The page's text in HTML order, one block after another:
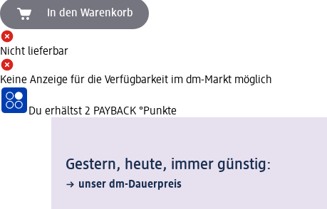
In den Warenkorb
Nicht lieferbar
Keine Anzeige für die Verfügbarkeit im dm-Markt möglich
Du erhältst 2 PAYBACK °Punkte
Gestern, heute, immer günstig:
unser dm-Dauerpreis